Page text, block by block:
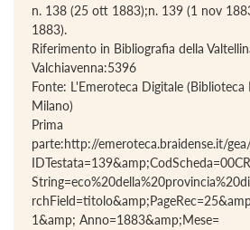
n. 138 (25 ott 1883);n. 139 (1 nov
1883).
Riferimento in Bibliografia della
Valchiavenna:5396
Fonte: L'Emeroteca Digitale (Biblioteca
Milano)
Prima
parte:http://emeroteca.braidense.it/
1&amp; Anno=1883&amp;Mese=